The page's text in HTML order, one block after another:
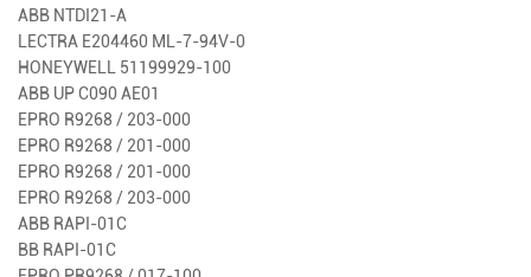
ABB NTDI21-A
LECTRA E204460 ML-7-94V-0
HONEYWELL 51199929-100
ABB UP C090 AE01
EPRO R9268 / 203-000
EPRO R9268 / 201-000
EPRO R9268 / 201-000
EPRO R9268 / 203-000
ABB RAPI-01C
BB RAPI-01C